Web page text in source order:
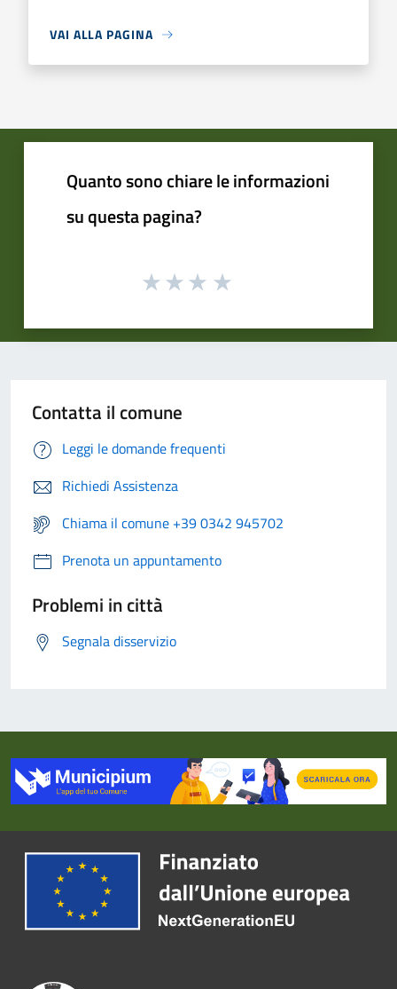
VAI ALLA PAGINA
Quanto sono chiare le informazioni
su questa pagina?
Contatta il comune
Leggi le domande frequenti
Richiedi Assistenza
Chiama il comune +39 0342 945702
Prenota un appuntamento
Problemi in città
Segnala disservizio